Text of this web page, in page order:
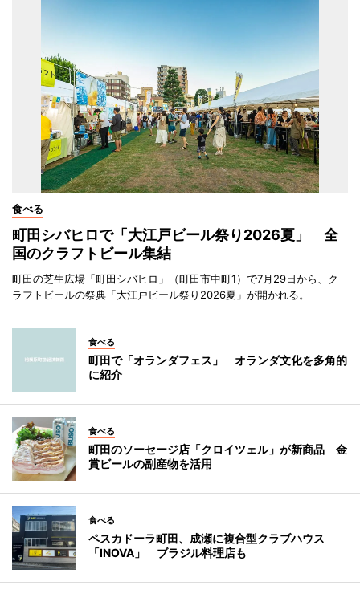
食べる
町田シバヒロで「大江戸ビール祭り2026夏」 全
国のクラフトビール集結
町田の芝生広場「町田シバヒロ」（町田市中町1）で7月29日から、ク
ラフトビールの祭典「大江戸ビール祭り2026夏」が開かれる。
食べる
町田で「オランダフェス」 オランダ文化を多角的
に紹介
食べる
町田のソーセージ店「クロイツェル」が新商品 金
賞ビールの副産物を活用
食べる
ペスカドーラ町田、成瀬に複合型クラブハウス
「INOVA」 ブラジル料理店も